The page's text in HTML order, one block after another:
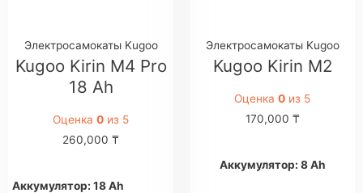
Электросамокаты Kugoo
Kugoo Kirin M4 Pro
18 Ah
Оценка 0 из 5
260,000 ₸
Аккумулятор: 18 Ah
Электросамокаты Kugoo
Kugoo Kirin M2
Оценка 0 из 5
170,000 ₸
Аккумулятор: 8 Ah